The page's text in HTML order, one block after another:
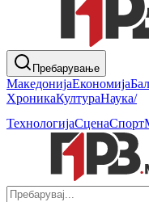
Пребарување
МакедонијаЕкономија
ХроникаКултураНаука/
ТехнологијаСценаСпорт